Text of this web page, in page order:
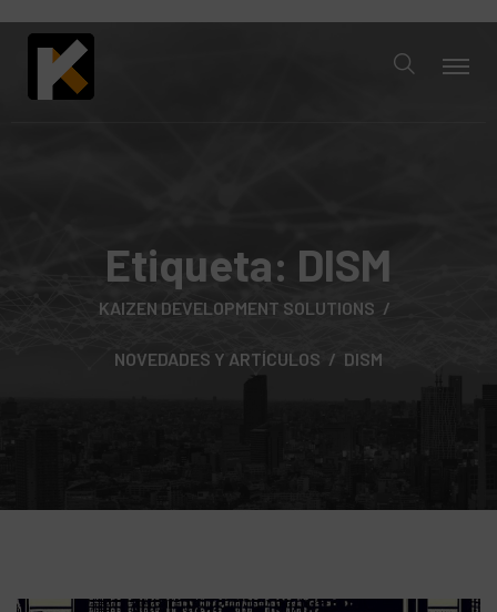
Etiqueta: DISM
KAIZEN DEVELOPMENT SOLUTIONS
NOVEDADES Y ARTÍCULOS DISM